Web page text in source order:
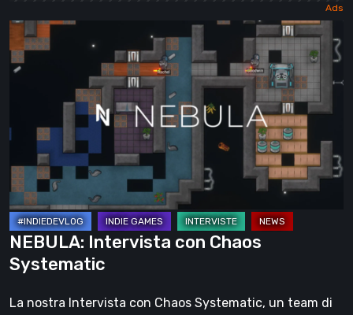
NEBULA:
Intervista
con
Systematic
NEBULA: Intervista con Chaos
Systematic
La nostra Intervista con Chaos Systematic, un team di